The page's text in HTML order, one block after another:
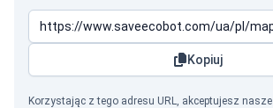
Kopiuj
Korzystając z tego adresu URL, akceptujesz nasze